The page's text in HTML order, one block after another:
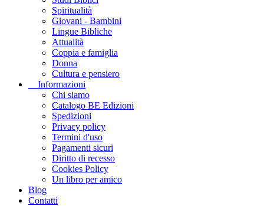
Spiritualità
Giovani - Bambini
Lingue Bibliche
Attualità
Coppia e famiglia
Donna
Cultura e pensiero
Informazioni
Chi siamo
Catalogo BE Edizioni
Spedizioni
Privacy policy
Termini d'uso
Pagamenti sicuri
Diritto di recesso
Cookies Policy
Un libro per amico
Blog
Contatti